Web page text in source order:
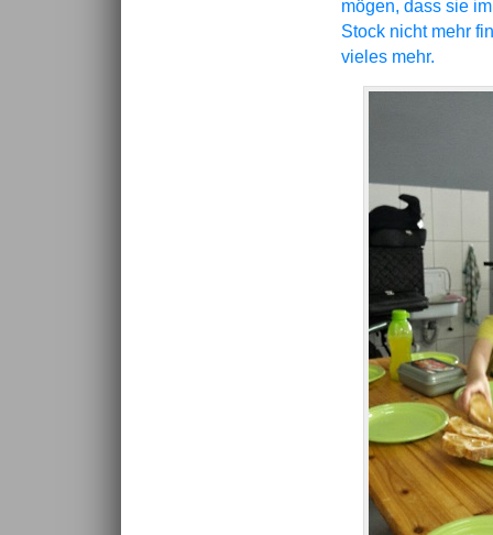
mögen, dass sie
Stock nicht mehr
vieles mehr.